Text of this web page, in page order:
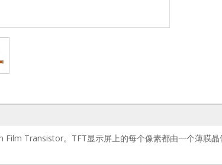
Film Transistor。TFT显示屏上的每个像素都由一个薄膜晶